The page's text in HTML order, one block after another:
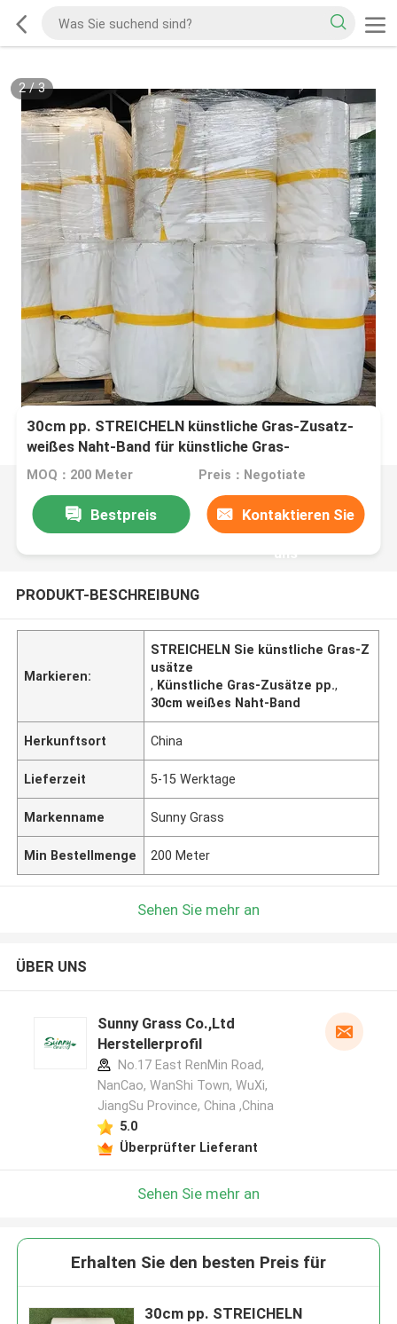
2/3
30cm pp. STREICHELN künstliche Gras-Zusatz-
weißes Naht-Band für künstliche Gras-
Fußballplatz-Übungsgrün
MOQ：200 Meter Preis：Negotiate
Bestpreis Kontaktieren Sie
uns
PRODUKT-BESCHREIBUNG
Markieren:
STREICHELN Sie künstliche Gras-Z
usätze
, Künstliche Gras-Zusätze pp.,
30cm weißes Naht-Band
Herkunftsort China
Lieferzeit 5-15 Werktage
Markenname Sunny Grass
Min Bestellmenge 200 Meter
Sehen Sie mehr an
ÜBER UNS
Sunny Grass Co.,Ltd
Herstellerprofil
No.17 East RenMin Road,
NanCao, WanShi Town, WuXi,
JiangSu Province, China ,China
5.0
Überprüfter Lieferant
Sehen Sie mehr an
Erhalten Sie den besten Preis für
30cm pp. STREICHELN